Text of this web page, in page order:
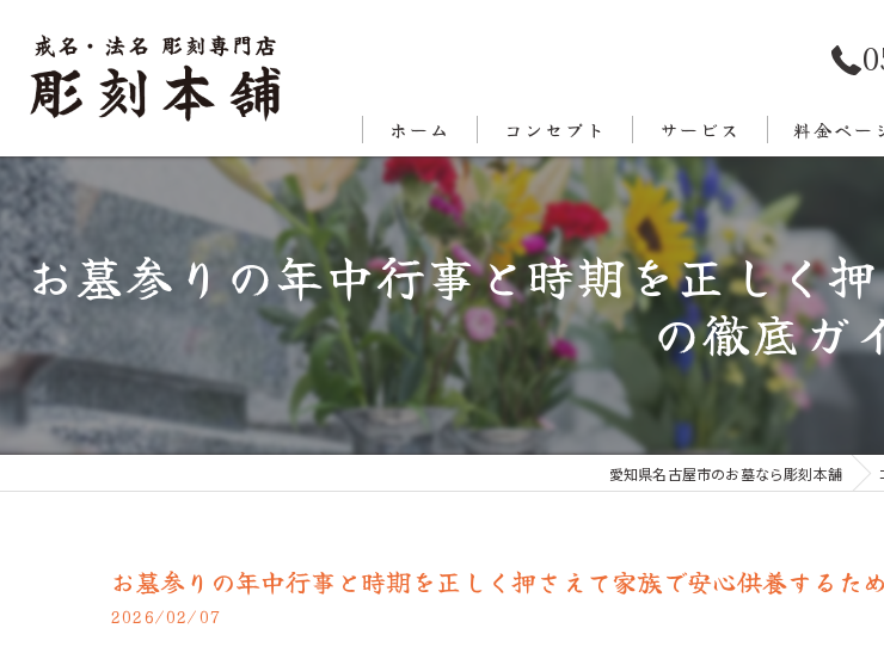
ホーム コンセプト
代表あいさつ
対応エリア
サービス 料金ペー
お墓参りの年中行事と時期を正しく
の徹底ガ
愛知県名古屋市のお墓なら彫刻本舗
お墓参りの年中行事と時期を正しく押さえて家族で安心供養するた
2026/02/07